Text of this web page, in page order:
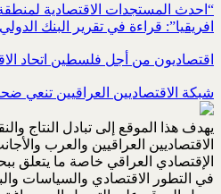
“احدث المستجدات الاقتصادية
افريقيا”: قراءة في تقرير البنك
اقتصاديون من أجل فلسطين اتحاد
شبكة الاقتصاديين العراقيين تنعي
يهدف هذا الموقع إلى تبادل النتاج
الاقتصاديين العراقيين والعرب
الإقتصادي العراقي خاصة ما يتعلق
في التطور الاقتصادي والسياسات